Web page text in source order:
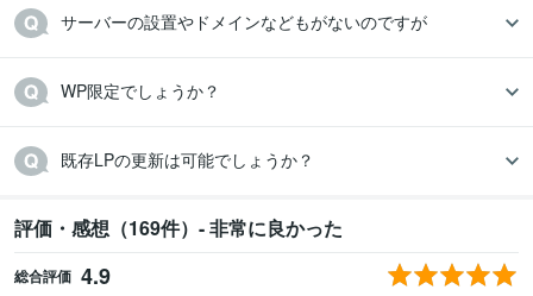
サーバーの設置やドメインなどもがないのですが
WP限定でしょうか？
既存LPの更新は可能でしょうか？
評価・感想（169件）- 非常に良かった
総合評価 4.9